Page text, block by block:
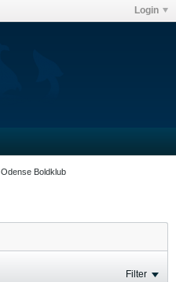
Login
Odense Boldklub
Filter